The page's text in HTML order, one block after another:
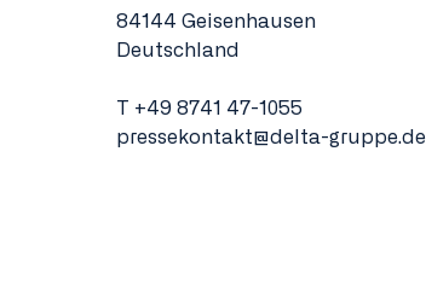
84144 Geisenhausen
Deutschland
T +49 8741 47-1055
pressekontakt@delta-gruppe.de